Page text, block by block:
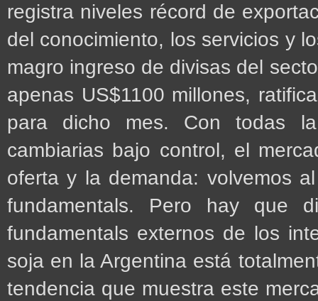
registra niveles récord de
del conocimiento, los servicios y
magro ingreso de divisas del
apenas US$1100 millones,
para dicho mes. Con todas
cambiarias bajo control, el
oferta y la demanda: volvemos
fundamentals. Pero hay que
fundamentals externos de los
soja en la Argentina está
tendencia que muestra este